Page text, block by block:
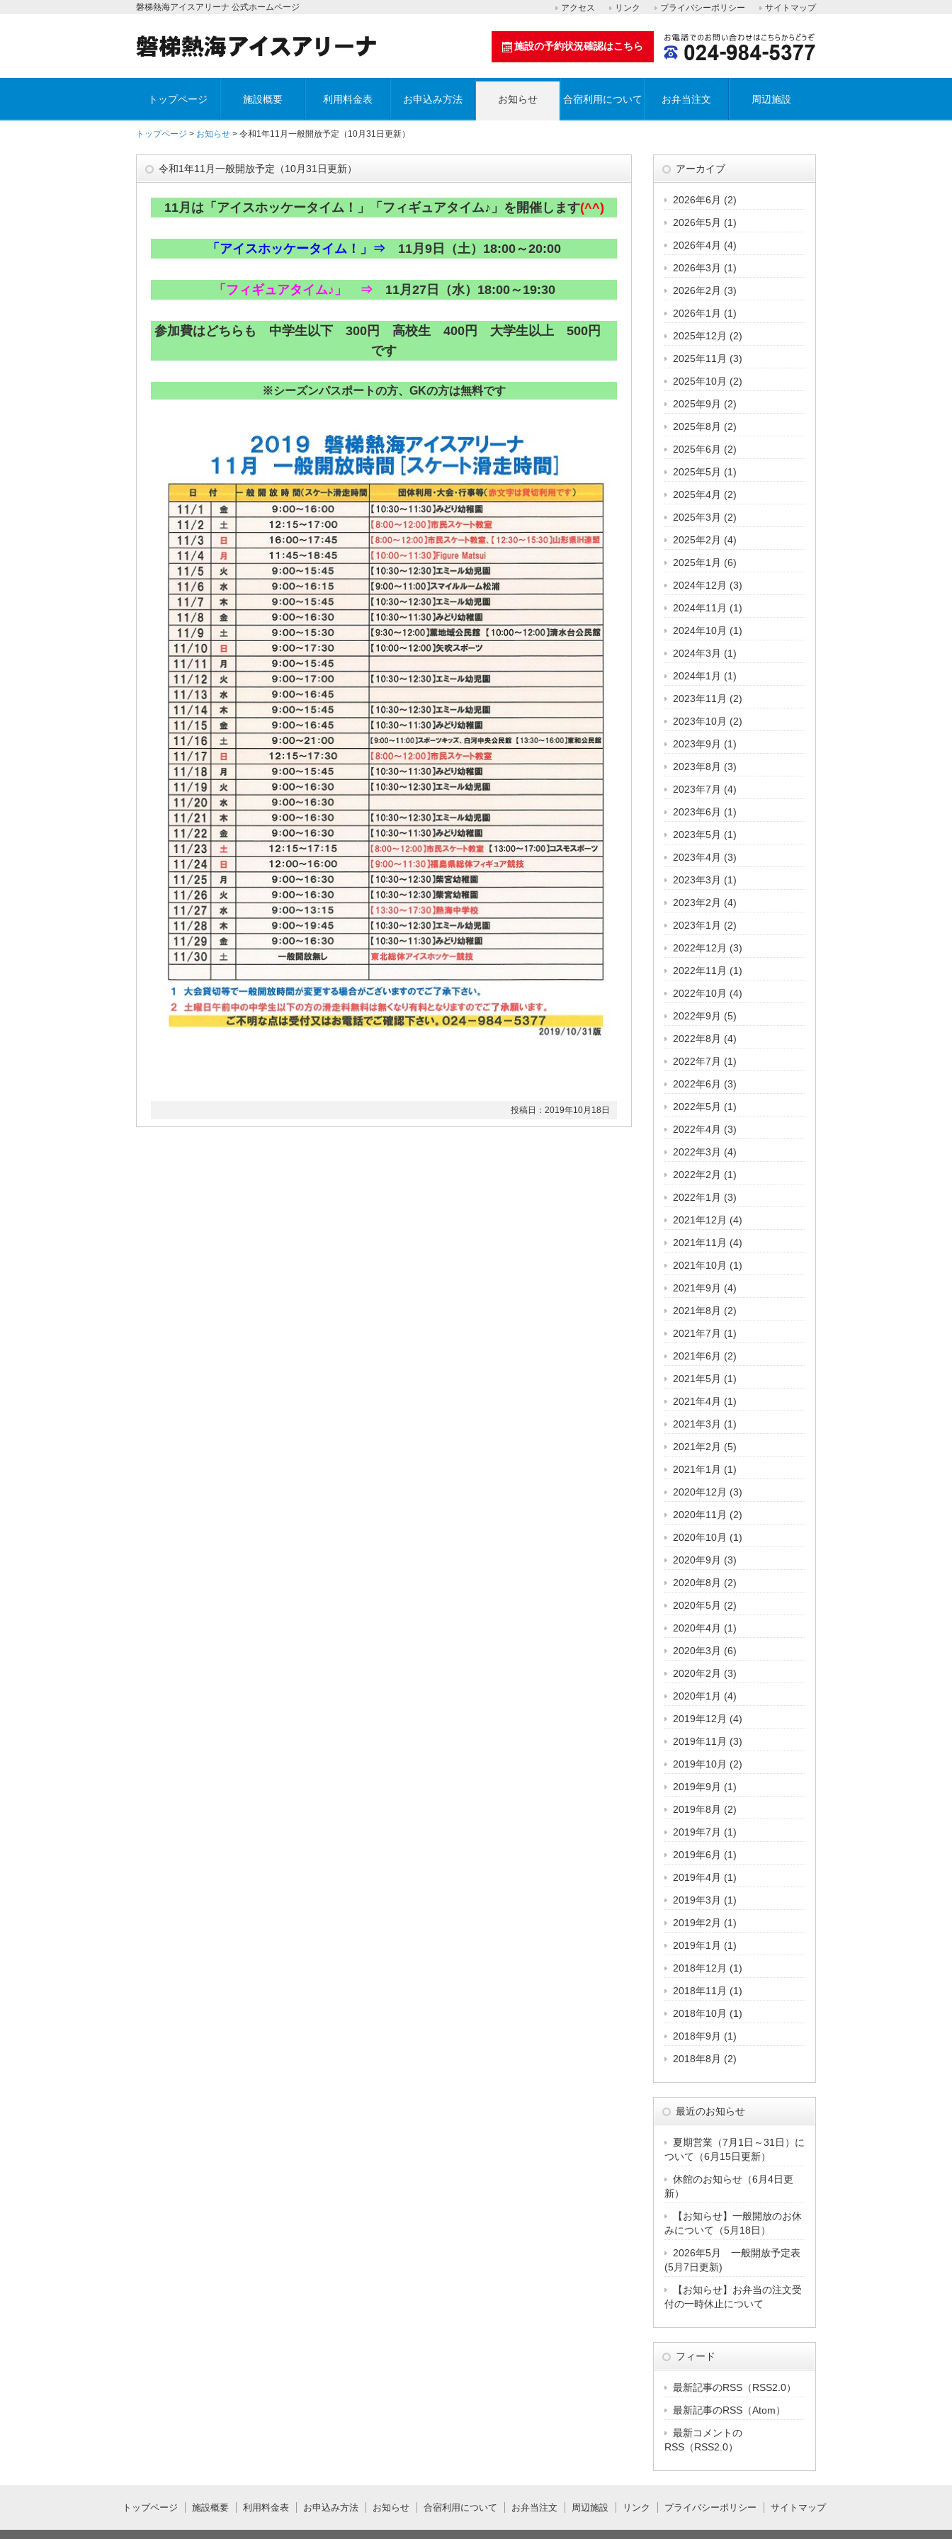
磐梯熱海アイスアリーナ 公式ホームページ アクセス リンク プライバシーポリシー サイトマップ
施設の予約状況確認はこちら
トップページ 施設概要 利用料金表 お申込み方法 お知らせ 合宿利用について お弁当注文 周辺施設
トップページ > お知らせ > 令和1年11月一般開放予定（10月31日更新）
令和1年11月一般開放予定（10月31日更新）
11月は「アイスホッケータイム！」「フィギュアタイム♪」を開催します(^^)
「アイスホッケータイム！」⇒ 11月9日（土）18:00～20:00
「フィギュアタイム♪」 ⇒11月27日（水）18:00～19:30
参加費はどちらも 中学生以下 300円 高校生 400円 大学生以上 500円
です
※シーズンパスポートの方、GKの方は無料です
投稿日：2019年10月18日
アーカイブ
2026年6月 (2)
2026年5月 (1)
2026年4月 (4)
2026年3月 (1)
2026年2月 (3)
2026年1月 (1)
2025年12月 (2)
2025年11月 (3)
2025年10月 (2)
2025年9月 (2)
2025年8月 (2)
2025年6月 (2)
2025年5月 (1)
2025年4月 (2)
2025年3月 (2)
2025年2月 (4)
2025年1月 (6)
2024年12月 (3)
2024年11月 (1)
2024年10月 (1)
2024年3月 (1)
2024年1月 (1)
2023年11月 (2)
2023年10月 (2)
2023年9月 (1)
2023年8月 (3)
2023年7月 (4)
2023年6月 (1)
2023年5月 (1)
2023年4月 (3)
2023年3月 (1)
2023年2月 (4)
2023年1月 (2)
2022年12月 (3)
2022年11月 (1)
2022年10月 (4)
2022年9月 (5)
2022年8月 (4)
2022年7月 (1)
2022年6月 (3)
2022年5月 (1)
2022年4月 (3)
2022年3月 (4)
2022年2月 (1)
2022年1月 (3)
2021年12月 (4)
2021年11月 (4)
2021年10月 (1)
2021年9月 (4)
2021年8月 (2)
2021年7月 (1)
2021年6月 (2)
2021年5月 (1)
2021年4月 (1)
2021年3月 (1)
2021年2月 (5)
2021年1月 (1)
2020年12月 (3)
2020年11月 (2)
2020年10月 (1)
2020年9月 (3)
2020年8月 (2)
2020年5月 (2)
2020年4月 (1)
2020年3月 (6)
2020年2月 (3)
2020年1月 (4)
2019年12月 (4)
2019年11月 (3)
2019年10月 (2)
2019年9月 (1)
2019年8月 (2)
2019年7月 (1)
2019年6月 (1)
2019年4月 (1)
2019年3月 (1)
2019年2月 (1)
2019年1月 (1)
2018年12月 (1)
2018年11月 (1)
2018年10月 (1)
2018年9月 (1)
2018年8月 (2)
最近のお知らせ
夏期営業（7月1日～31日）に
ついて（6月15日更新）
休館のお知らせ（6月4日更
新）
【お知らせ】一般開放のお休
みについて（5月18日）
2026年5月 一般開放予定表
(5月7日更新)
【お知らせ】お弁当の注文受
付の一時休止について
フィード
最新記事のRSS（RSS2.0）
最新記事のRSS（Atom）
最新コメントの
RSS（RSS2.0）
トップページ 施設概要 利用料金表 お申込み方法 お知らせ 合宿利用について お弁当注文 周辺施設 リンク プライバシーポリシー サイトマップ